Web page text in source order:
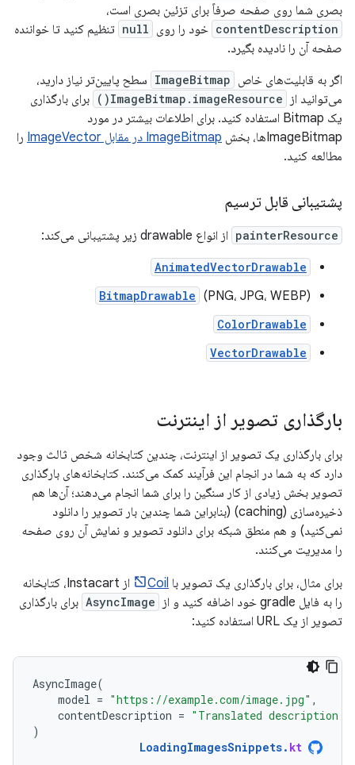
بصری شما روی صفحه صرفاً برای تزئین بصری است،
contentDescription خود را روی null تنظیم کنید تا خواننده
صفحه آن را نادیده بگیرد.
اگر به قابلیت‌های خاص ImageBitmap سطح پایین‌تر نیاز دارید،
می‌توانید از
ImageBitmap.imageResource()
برای بارگذاری
یک Bitmap استفاده کنید. برای اطلاعات بیشتر در مورد
ImageBitmapها، بخش
ImageBitmap در مقابل ImageVector
را
مطالعه کنید.
پشتیبانی قابل ترسیم
painterResource از انواع drawable زیر پشتیبانی می‌کند:
AnimatedVectorDrawable
BitmapDrawable (PNG، JPG، WEBP)
ColorDrawable
VectorDrawable
بارگذاری تصویر از اینترنت
برای بارگذاری یک تصویر از اینترنت، چندین کتابخانه شخص ثالث وجود
دارد که به شما در انجام این فرآیند کمک می‌کنند. کتابخانه‌های بارگذاری
تصویر بخش زیادی از کار سنگین را برای شما انجام می‌دهند؛ آن‌ها هم
ذخیره‌سازی (caching) (بنابراین شما چندین بار تصویر را دانلود
نمی‌کنید) و هم منطق شبکه برای دانلود تصویر و نمایش آن روی صفحه
را مدیریت می‌کنند.
برای مثال، برای بارگذاری یک تصویر با Coil
از Instacart، کتابخانه
را به فایل gradle خود اضافه کنید و از
AsyncImage برای بارگذاری
تصویر از یک URL استفاده کنید:
AsyncImage(
model = "https://example.com/image.jpg" ,
contentDescription = "Translated description
)
LoadingImagesSnippets. kt